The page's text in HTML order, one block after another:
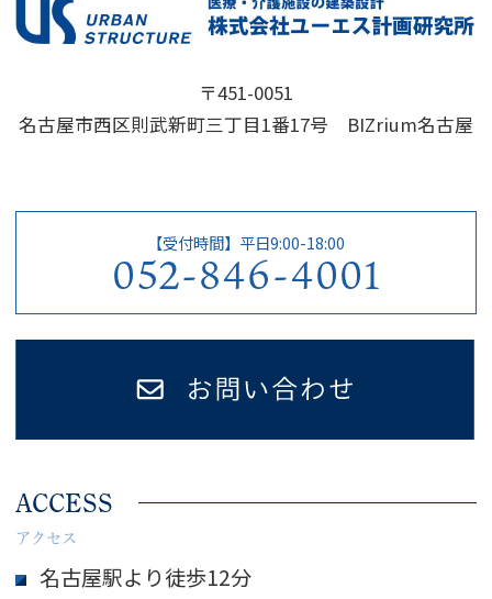
〒451-0051
名古屋市西区則武新町三丁目1番17号 BIZrium名古屋
【受付時間】平日9:00-18:00
052-846-4001
ACCESS
アクセス
名古屋駅より徒歩12分